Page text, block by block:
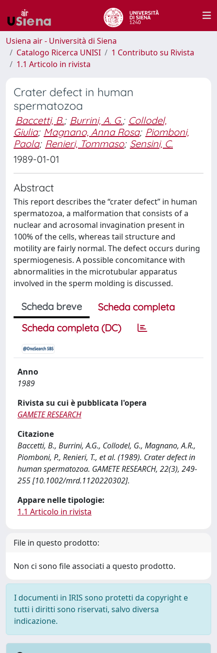
Usiena air - Università di Siena
Catalogo Ricerca UNISI
1 Contributo su Rivista
1.1 Articolo in rivista
Crater defect in human
spermatozoa
Baccetti, B.; Burrini, A. G.; Collodel,
Giulia; Magnano, Anna Rosa; Piomboni,
Paola; Renieri, Tommaso; Sensini, C.
1989-01-01
Abstract
This report describes the “crater defect” in human
spermatozoa, a malformation that consists of a
nuclear and acrosomal invagination present in
100% of the cells, whereas tail structure and
motility are fairly normal. The defect occurs during
spermiogenesis. A possible concomitance with
abnormalities in the microtubular apparatus
involved in the sperm molding is discussed.
Scheda breve
Scheda completa
Scheda completa (DC)
Anno
1989
Rivista su cui è pubblicata l'opera
GAMETE RESEARCH
Citazione
Baccetti, B., Burrini, A.G., Collodel, G., Magnano, A.R.,
Piomboni, P., Renieri, T., et al. (1989). Crater defect in
human spermatozoa. GAMETE RESEARCH, 22(3), 249-
255 [10.1002/mrd.1120220302].
Appare nelle tipologie:
1.1 Articolo in rivista
File in questo prodotto:
Non ci sono file associati a questo prodotto.
I documenti in IRIS sono protetti da copyright e
tutti i diritti sono riservati, salvo diversa
indicazione.